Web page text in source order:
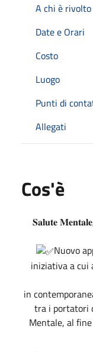
A chi è rivolto
Date e Orari
Costo
Luogo
Punti di
Allegati
Cos'è
𝐒𝐚𝐥𝐮𝐭𝐞
Nuovo
iniziativa a cui
in
tra i portatori
Mentale, al